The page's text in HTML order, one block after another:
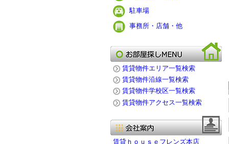
駐車場
事務所・店舗・他
賃貸物件エリア一覧検索
賃貸物件沿線一覧検索
賃貸物件学校区一覧検索
賃貸物件アクセス一覧検索
賃貸ｈｏｕｓｅフレンズ本店